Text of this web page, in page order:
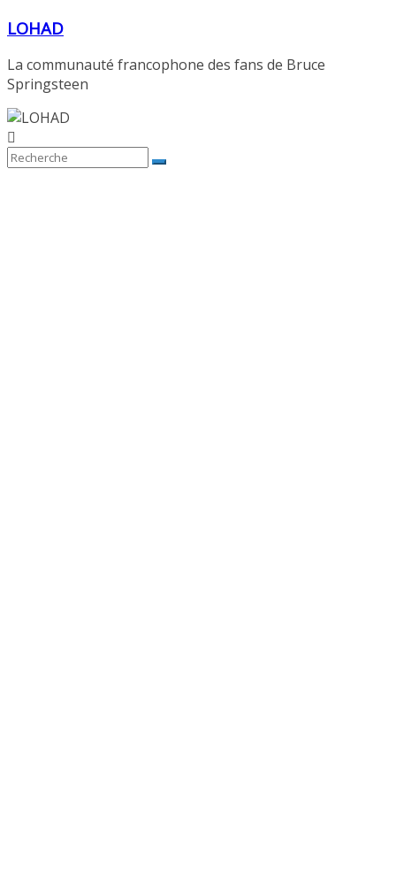
Passer
contenu
LOHAD
La communauté francophone des fans de Bruce
Springsteen